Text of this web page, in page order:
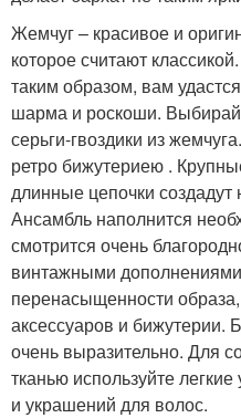
Жемчуг – красивое и
которое считают
таким образом, вам
шарма и роскоши.
серьги-гвоздики из
ретро бижутериею .
длинные цепочки
Ансамбль наполнится
смотрится очень
винтажными
перенасыщенности
аксессуаров и бижутерии.
очень выразительно. Для
тканью используйте
и украшений для волос.